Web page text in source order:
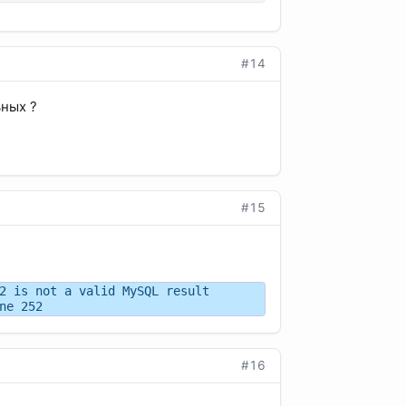
#14
?
#15
is not a valid MySQL result
252
#16